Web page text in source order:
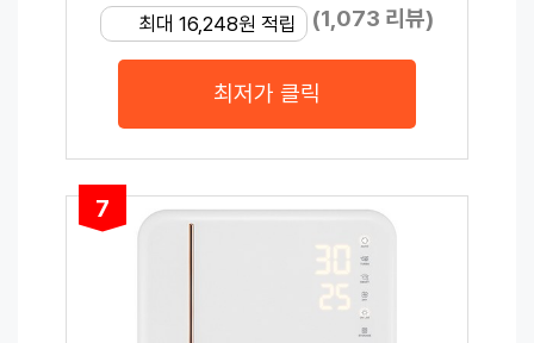
최대 16,248원 적립 (1,073 리뷰)
최저가 클릭
7